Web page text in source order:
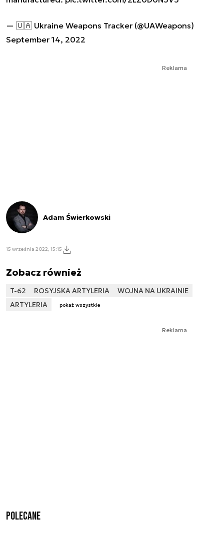
— 🇺🇦 Ukraine Weapons Tracker (@UAWeapons)
September 14, 2022
Reklama
Adam Świerkowski
15 września 2022, 15:15
Zobacz również
T-62 ROSYJSKA ARTYLERIA
WOJNA NA UKRAINIE
ARTYLERIA
pokaż wszystkie
Reklama
Polecane